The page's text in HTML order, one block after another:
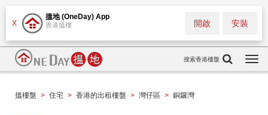
X
搵地 (OneDay) App
香港搵樓 安裝
開啟
搜索香港樓盤
搵樓盤 > 住宅 > 香港的出租樓盤 > 灣仔區 > 銅鑼灣